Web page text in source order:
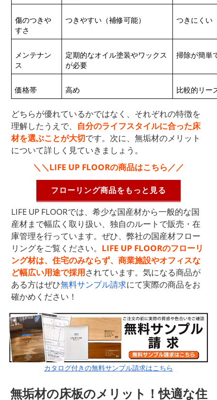
傷のつきや
すさ
つきやすい（補修可能） つきにくい
メンテナン
ス
定期的なオイル塗装やワックス
が必要
掃除が簡単
価格帯 高め 比較的リー
どちらが優れているかではなく、それぞれの特徴を
理解したうえで、 自分のライフスタイルに合った床
材を選ぶことが大切です。次に、無垢材のメリット
について詳しく見ていきましょう。
＼＼LIFE UP FLOORの商品はこちら／／
フローリング商品をもっと見る
LIFE UP FLOORでは、希少な国産材から一般的な国
産材まで幅広く取り扱い、独自のルートで販売・在
庫管理を行っています。ぜひ、弊社の国産材フロー
リングをご覧ください。 LIFE UP FLOORのフローリ
ング材は、住宅のみならず、商業施設やオフィスな
ど幅広い用途で採用されています。気になる商品が
ある方はぜひ無料サンプル請求にて実際の商品をお
確かめください！
カタログ付きの無料サンプル請求はこちら
無垢材の床板のメリット！快適な住